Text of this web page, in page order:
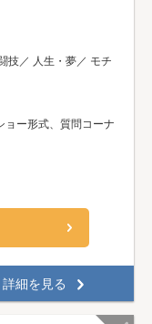
技／ 人生・夢／ モチ
ー形式、質問コーナ
詳細を見る